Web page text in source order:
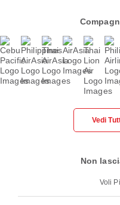
Vedi
Non
Voli